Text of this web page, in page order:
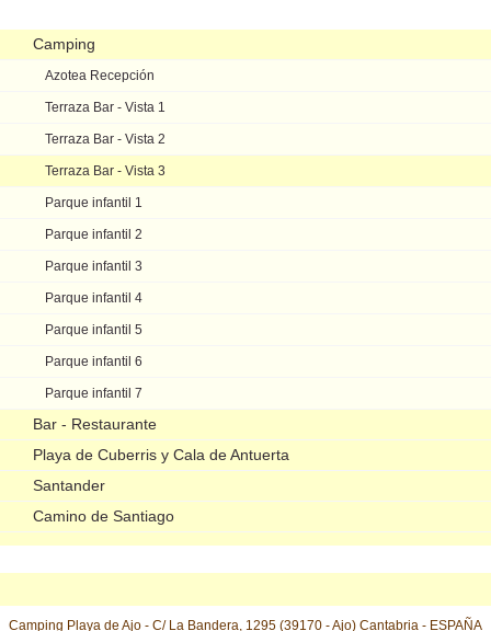
Camping
Azotea Recepción
Terraza Bar - Vista 1
Terraza Bar - Vista 2
Terraza Bar - Vista 3
Parque infantil 1
Parque infantil 2
Parque infantil 3
Parque infantil 4
Parque infantil 5
Parque infantil 6
Parque infantil 7
Bar - Restaurante
Playa de Cuberris y Cala de Antuerta
Santander
Camino de Santiago
Camping Playa de Ajo - C/ La Bandera, 1295 (39170 - Ajo) Cantabria - ESPAÑA